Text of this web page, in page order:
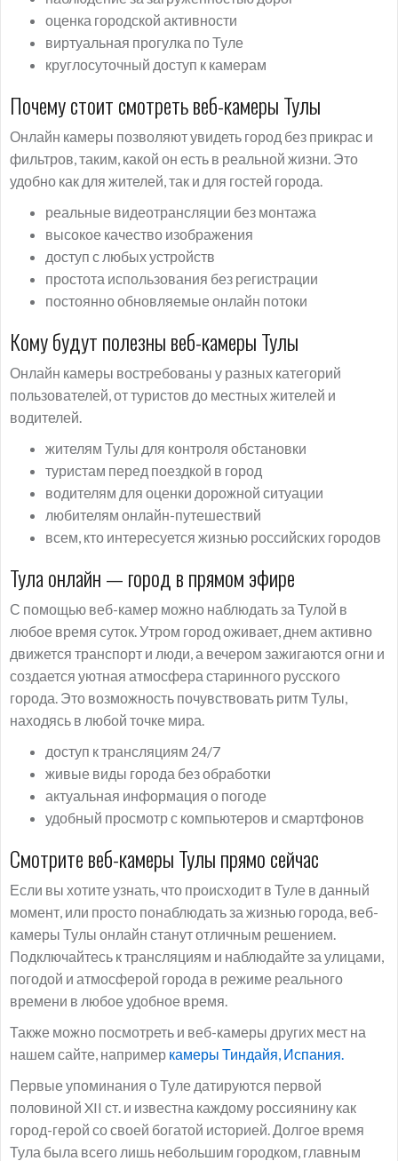
оценка городской активности
виртуальная прогулка по Туле
круглосуточный доступ к камерам
Почему стоит смотреть веб-камеры Тулы
Онлайн камеры позволяют увидеть город без прикрас и
фильтров, таким, какой он есть в реальной жизни. Это
удобно как для жителей, так и для гостей города.
реальные видеотрансляции без монтажа
высокое качество изображения
доступ с любых устройств
простота использования без регистрации
постоянно обновляемые онлайн потоки
Кому будут полезны веб-камеры Тулы
Онлайн камеры востребованы у разных категорий
пользователей, от туристов до местных жителей и
водителей.
жителям Тулы для контроля обстановки
туристам перед поездкой в город
водителям для оценки дорожной ситуации
любителям онлайн-путешествий
всем, кто интересуется жизнью российских городов
Тула онлайн — город в прямом эфире
С помощью веб-камер можно наблюдать за Тулой в
любое время суток. Утром город оживает, днем активно
движется транспорт и люди, а вечером зажигаются огни и
создается уютная атмосфера старинного русского
города. Это возможность почувствовать ритм Тулы,
находясь в любой точке мира.
доступ к трансляциям 24/7
живые виды города без обработки
актуальная информация о погоде
удобный просмотр с компьютеров и смартфонов
Смотрите веб-камеры Тулы прямо сейчас
Если вы хотите узнать, что происходит в Туле в данный
момент, или просто понаблюдать за жизнью города, веб-
камеры Тулы онлайн станут отличным решением.
Подключайтесь к трансляциям и наблюдайте за улицами,
погодой и атмосферой города в режиме реального
времени в любое удобное время.
Также можно посмотреть и веб-камеры других мест на
нашем сайте, например камеры Тиндайя, Испания.
Первые упоминания о Туле датируются первой
половиной XII ст. и известна каждому россиянину как
город-герой со своей богатой историей. Долгое время
Тула была всего лишь небольшим городком, главным